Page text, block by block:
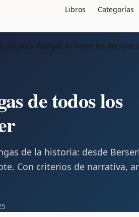
Libros Categorías
mejores mangas de todos los tiempos
de todos los
de la historia: desde
Con criterios de narrativa,